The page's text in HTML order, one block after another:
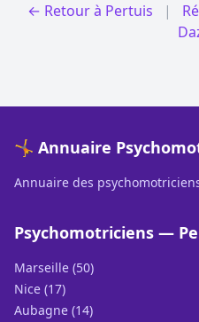
← Retour à Pertuis |
🤸 Annuaire
Annuaire des
Psychomotriciens —
Marseille (50)
Nice (17)
Aubagne (14)